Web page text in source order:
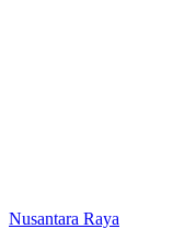
Nusantara Raya